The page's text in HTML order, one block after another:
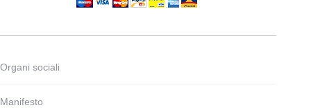
Organi sociali
Manifesto